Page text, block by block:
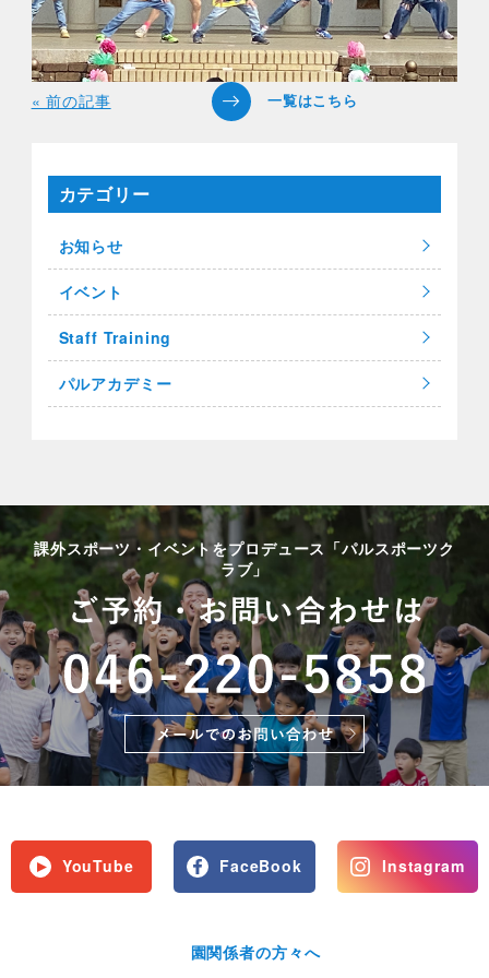
« 前の記事
カテゴリー
お知らせ
イベント
Staff Training
パルアカデミー
課外スポーツ・イベントをプロデュース「パルスポーツク
ラブ」
YouTube FaceBook Instagram
園関係者の方々へ